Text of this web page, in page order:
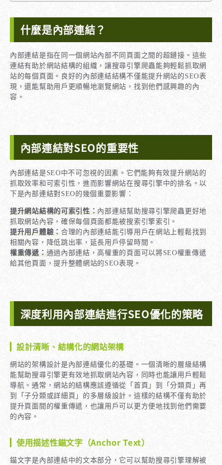
什麼是內部連結？
內部連結是指在同一個網站內部不同頁面之間的超鏈接。這些
連結有助於網站結構的組織，讓搜尋引擎爬蟲能夠輕鬆抓取網
站的每個頁面。良好的內部連結結構不僅能提升網站的SEO表
現，還能幫助用戶更順暢地瀏覽網站，找到他們感興趣的內
容。
內部連結對SEO的重要性
內部連結是SEO中不可忽視的因素。它們能夠有效提升網站的
抓取效率和可索引性，進而影響網站在搜尋引擎中的排名。以
下是內部連結對SEO的幾個重要影響：
提升網站結構的可索引性：內部連結幫助搜尋引擎爬蟲更好地
抓取網站內容，確保每個頁面都能被搜索引擎索引。
提升用戶體驗：合理的內部連結能引導用戶在網站上輕鬆找到
相關內容，降低跳出率，延長用戶停留時間。
權重傳遞：通過內部連結，高權重的頁面可以將SEO權重傳遞
給其他頁面，提升整體網站的SEO表現。
深度利用內部連結進行SEO優化的策略
設計清晰、結構化的網站架構
網站的架構設計是內部連結優化的基礎。一個清晰的層級結構
能幫助搜尋引擎更有效地抓取網站內容，同時也能讓用戶輕鬆
導航。通常，網站的結構應該遵循從「首頁」到「分類頁」再
到「子分類或詳細頁」的多層級設計。這樣的結構不僅有助於
提升頁面間的權重傳遞，也讓用戶可以更方便地找到他們需要
的內容。
使用描述性錨文字（Anchor Text）
錨文字是內部連結中的文本部分，它可以幫助搜尋引擎理解被